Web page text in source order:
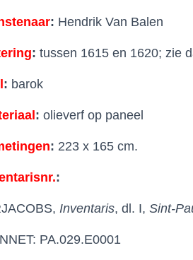
: Hendrik Van Balen
: tussen 1615 en 1620; zie
: barok
: olieverf op paneel
: 223 x 165 cm.
:
Inventaris, dl. I, Sint-
PA.029.E0001